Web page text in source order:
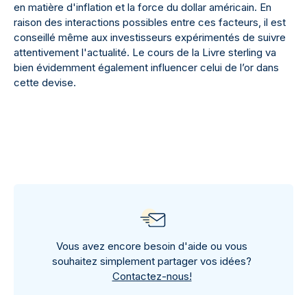
en matière d'inflation et la force du dollar américain. En
raison des interactions possibles entre ces facteurs, il est
conseillé même aux investisseurs expérimentés de suivre
attentivement l'actualité. Le cours de la Livre sterling va
bien évidemment également influencer celui de l’or dans
cette devise.
Vous avez encore besoin d'aide ou vous
souhaitez simplement partager vos idées?
Contactez-nous!